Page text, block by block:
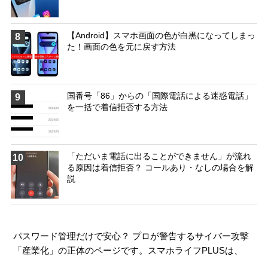
8
【Android】スマホ画面の色が白黒になってしまっ
た！画面の色を元に戻す方法
9
国番号「86」からの「国際電話による迷惑電話」
を一括で着信拒否する方法
10
「ただいま電話に出ることができません」が流れ
る原因は着信拒否？ コールあり・なしの場合を解
説
パスワード管理だけで安心？ プロが警告するサイバー攻撃
「産業化」の正体のページです。スマホライフPLUSは、